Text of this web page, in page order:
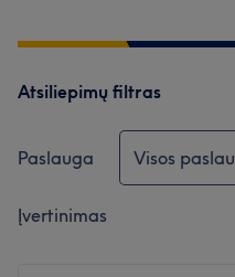
Atsiliepimų filtras
Paslauga Visos
Įvertinimas